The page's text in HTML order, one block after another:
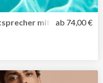
mit farbiger
ab 74,00 €